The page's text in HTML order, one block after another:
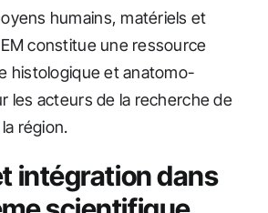
humains, matériels et
constitue une ressource
histologique et anatomo-
les acteurs de la recherche de
région.
intégration dans